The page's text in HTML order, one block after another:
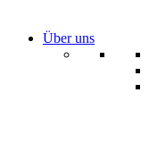
Über uns